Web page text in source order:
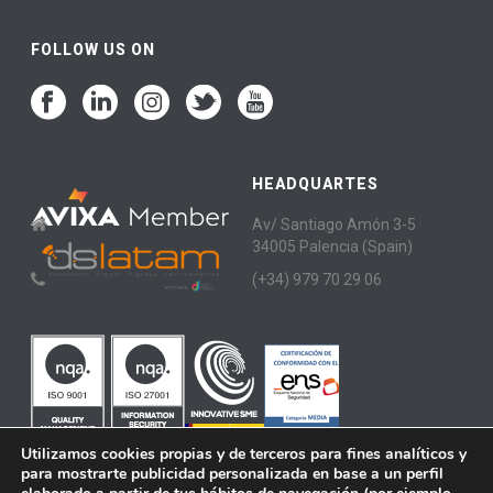
FOLLOW US ON
HEADQUARTES
Av/ Santiago Amón 3-5
34005 Palencia (Spain)
(+34) 979 70 29 06
Utilizamos cookies propias y de terceros para fines analíticos y
para mostrarte publicidad personalizada en base a un perfil